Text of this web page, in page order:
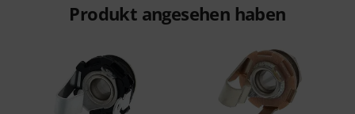
Produkt angesehen haben